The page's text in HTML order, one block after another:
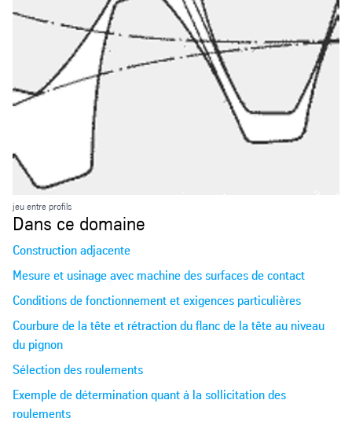
jeu entre profils
Dans ce domaine
Construction adjacente
Mesure et usinage avec machine des surfaces de contact
Conditions de fonctionnement et exigences particulières
Courbure de la tête et rétraction du flanc de la tête au niveau
du pignon
Sélection des roulements
Exemple de détermination quant à la sollicitation des
roulements